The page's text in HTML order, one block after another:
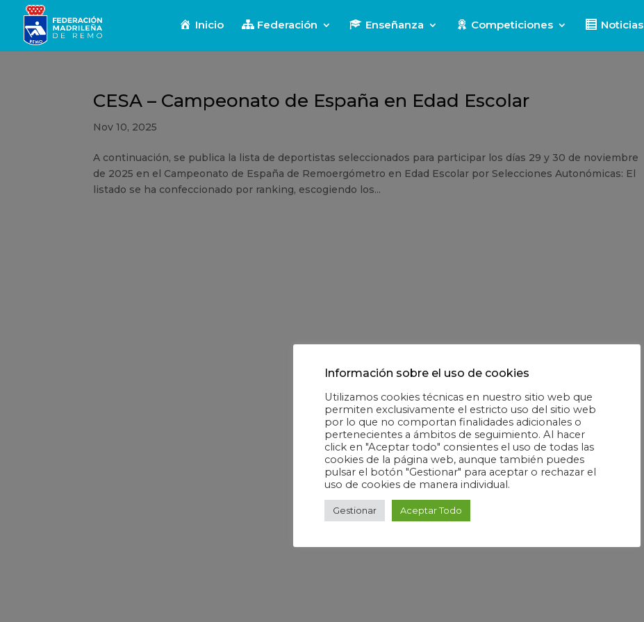
Inicio Federación Enseñanza Competiciones Noticias
CESA – Campeonato de España en Edad Escolar
Nov 10, 2025
A continuación, se publica la lista de deportistas seleccionados para participar los días 29 y 30 de noviembre
de 2025 en el Campeonato de España de Remoergómetro en Edad Escolar por Selecciones Autonómicas: El
listado se ha confeccionado por ranking, escogiendo los...
Información sobre el uso de cookies
Utilizamos cookies técnicas en nuestro sitio web que
permiten exclusivamente el estricto uso del sitio web
por lo que no comportan finalidades adicionales o
pertenecientes a ámbitos de seguimiento. Al hacer
click en "Aceptar todo" consientes el uso de todas las
cookies de la página web, aunque también puedes
pulsar el botón "Gestionar" para aceptar o rechazar el
uso de cookies de manera individual.
Gestionar Aceptar Todo